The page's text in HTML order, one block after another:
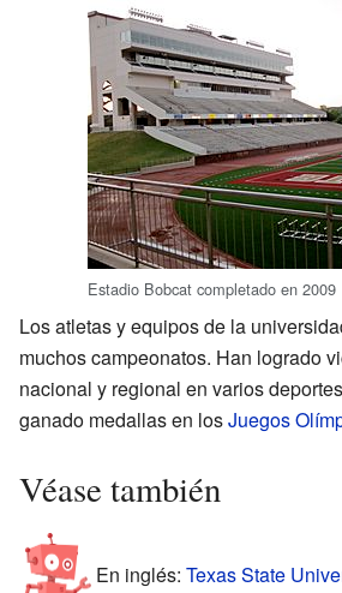
Estadio Bobcat completado en 2009
Los atletas y equipos de la
muchos campeonatos. Han logrado
nacional y regional en varios
ganado medallas en losJuegos
Véase también
En inglés: Texas State